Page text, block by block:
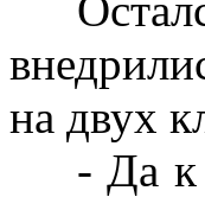
на двух
- Да к